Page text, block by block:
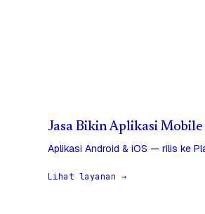
Jasa Bikin Aplikasi Mobile
Aplikasi Android & iOS — rilis ke
Lihat layanan →